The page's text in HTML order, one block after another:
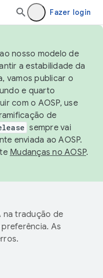
Fazer login
nosso modelo de
a estabilidade da
vamos publicar o
e quarto
com o AOSP, use
de
sempre vai
enviada ao AOSP.
Mudanças no AOSP.
na tradução de
As